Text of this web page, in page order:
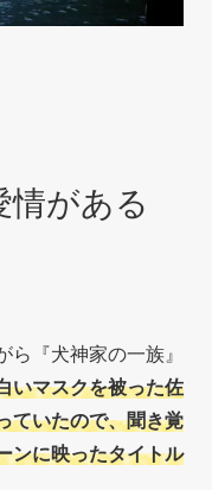
情がある
『犬神家の一族』
いマスクを被った佐
ていたので、聞き覚
ンに映ったタイトル